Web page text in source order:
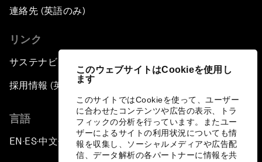
このウェブサイトはCookieを使用し
ます
このサイトではCookieを使って、ユーザー
に合わせたコンテンツや広告の表示、トラ
フィックの分析を行っています。またユー
ザーによるサイトの利用状況についても情
報を収集し、ソーシャルメディアや広告配
信、データ解析の各パートナーに情報を共
連絡先 (英語のみ)
リンク
サステナビリティへの取り組み
採用情報 (英語のみ)
言語
EN ▪ES▪中文▪ 日本語